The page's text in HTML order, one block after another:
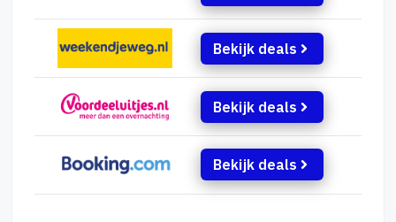
Bekijk deals
Bekijk deals
Bekijk deals